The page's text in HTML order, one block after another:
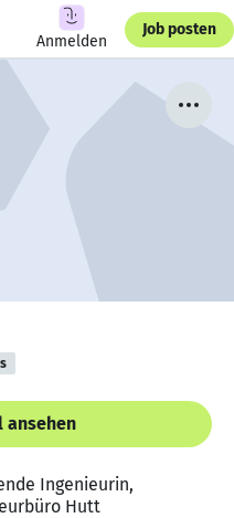
Anmelden
Job posten
ansehen
Ingenieurin,
Hutt